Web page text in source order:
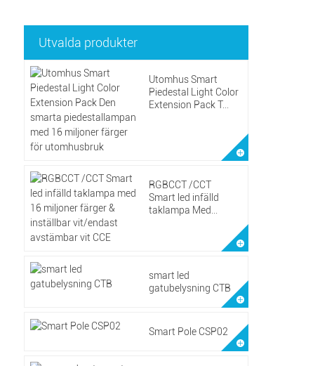
Utvalda produkter
Utomhus Smart
Piedestal Light Color
Extension Pack T...
RGBCCT /CCT
Smart led infälld
taklampa Med...
smart led
gatubelysning CTB
Smart Pole CSP02